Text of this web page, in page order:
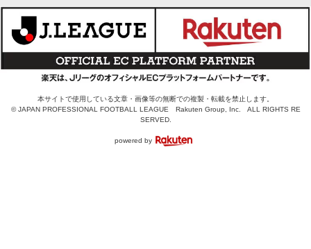
本サイトで使用している文章・画像等の無断での複製・転載を禁止します。
© JAPAN PROFESSIONAL FOOTBALL LEAGUE Rakuten Group, Inc. ALL RIGHTS RE
SERVED.
powered by